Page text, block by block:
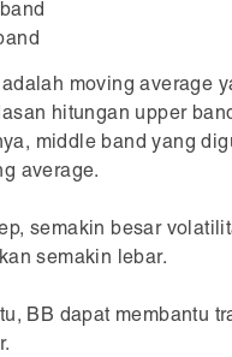
moving average
hitungan upper
middle band yang
average.
semakin besar
semakin lebar.
BB dapat membantu